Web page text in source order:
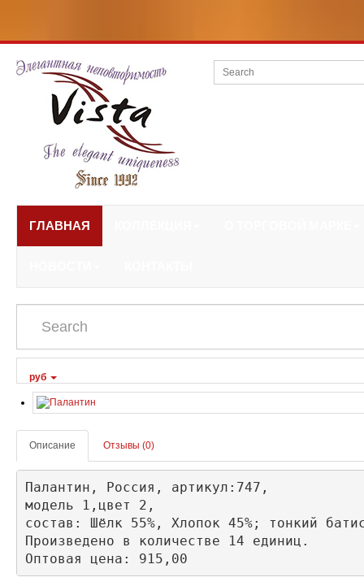
ГЛАВНАЯ
руб
Описание Отзывы (0)
Палантин, Россия, артикул:747,
модель 1,цвет 2,
состав: Шёлк 55%, Хлопок 45%; тонкий
Произведено в количестве 14 единиц.
Оптовая цена: 915,00